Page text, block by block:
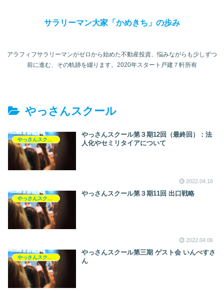
サラリーマン大家「かめきち」の歩み
アラフィフサラリーマンがゼロから始めた不動産投資、悩みながらも少しずつ
前に進む、その軌跡を綴ります。2020年スタート戸建７軒所有
やっさんスクール
やっさんスクール
やっさんスクール第３期12回（最終回）：法
人化やセミリタイアについて
2022.04.16
やっさんスクール第３期11回 出口戦略
2022.04.06
やっさんスクール第三期 ゲスト会 いんべすさ
ん